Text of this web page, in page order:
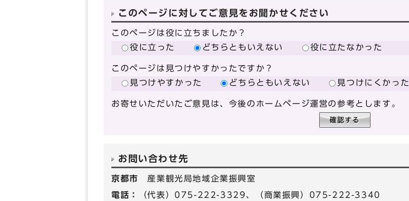
このページに対してご意見をお聞かせください
このページは役に立ちましたか？
役に立った
どちらともいえない 役に立たなかった
このページは見つけやすかったですか？
見つけやすかった
どちらともいえない 見つけにくかった
お寄せいただいたご意見は、今後のホームページ運営の参考とします。
お問い合わせ先
京都市 産業観光局地域企業振興室
電話：
（代表）075-222-3329、（商業振興）075-222-3340